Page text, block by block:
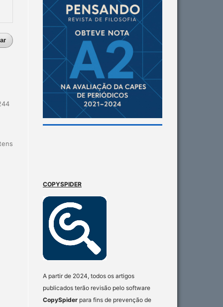
COPYSPIDER
A partir de 2024, todos os artigos
publicados terão revisão pelo software
CopySpider para fins de prevenção de